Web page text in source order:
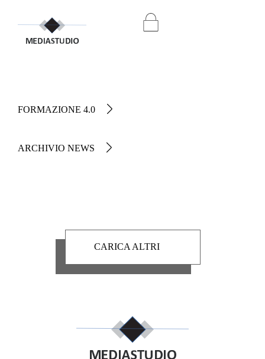
FORMAZIONE 4.0
ARCHIVIO NEWS
CARICA ALTRI